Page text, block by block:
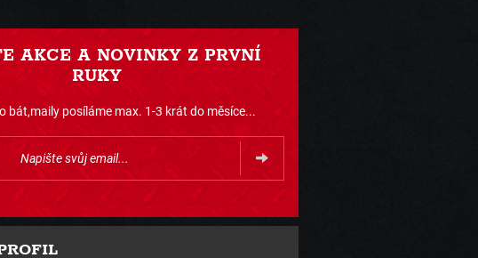
AKCE A NOVINKY Z PRVNÍ
RUKY
bát,maily posíláme max. 1-3 krát do měsíce...